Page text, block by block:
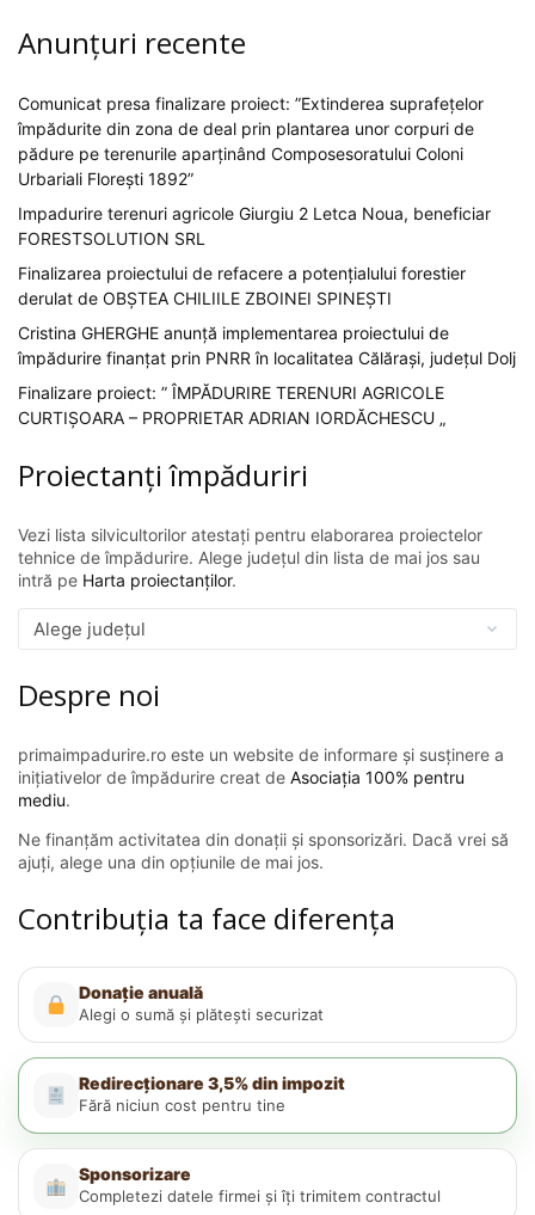
Anunțuri recente
Comunicat presa finalizare proiect: ”Extinderea suprafețelor
împădurite din zona de deal prin plantarea unor corpuri de
pădure pe terenurile aparținând Composesoratului Coloni
Urbariali Florești 1892”
Impadurire terenuri agricole Giurgiu 2 Letca Noua, beneficiar
FORESTSOLUTION SRL
Finalizarea proiectului de refacere a potențialului forestier
derulat de OBȘTEA CHILIILE ZBOINEI SPINEȘTI
Cristina GHERGHE anunță implementarea proiectului de
împădurire finanțat prin PNRR în localitatea Călărași, județul Dolj
Finalizare proiect: ” ÎMPĂDURIRE TERENURI AGRICOLE
CURTIȘOARA – PROPRIETAR ADRIAN IORDĂCHESCU „
Proiectanți împăduriri
Vezi lista silvicultorilor atestați pentru elaborarea proiectelor
tehnice de împădurire. Alege județul din lista de mai jos sau
intră pe Harta proiectanților.
Despre noi
primaimpadurire.ro este un website de informare și susținere a
inițiativelor de împădurire creat de Asociația 100% pentru
mediu.
Ne finanțăm activitatea din donații și sponsorizări. Dacă vrei să
ajuți, alege una din opțiunile de mai jos.
Contribuția ta face diferența
Donație anuală
Alegi o sumă și plătești securizat
Redirecționare 3,5% din impozit
Fără niciun cost pentru tine
Sponsorizare
Completezi datele firmei și îți trimitem contractul